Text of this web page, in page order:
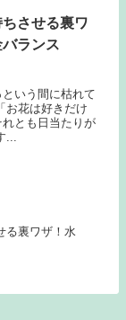
させる裏ワ
ランス
いう間に枯れて
お花は好きだけ
とも日当たりが
る裏ワザ！水